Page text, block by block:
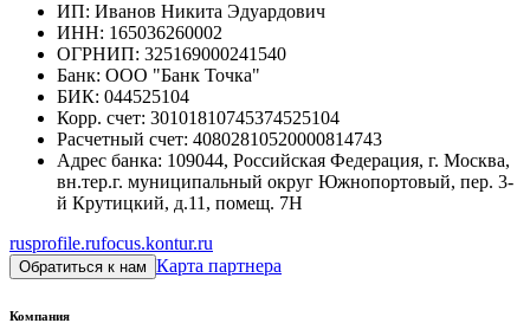
ИП: Иванов Никита Эдуардович
ИНН: 165036260002
ОГРНИП: 325169000241540
Банк: ООО "Банк Точка"
БИК: 044525104
Корр. счет: 30101810745374525104
Расчетный счет: 40802810520000814743
Адрес банка: 109044, Российская Федерация, г. Москва,
вн.тер.г. муниципальный округ Южнопортовый, пер. 3-
й Крутицкий, д.11, помещ. 7Н
rusprofile.rufocus.kontur.ru
Обратиться к нам Карта партнера
Компания